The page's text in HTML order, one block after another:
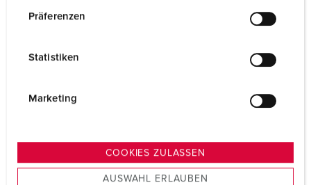
s
Präferenzen
Statistiken
Marketing
COOKIES ZULASSEN
AUSWAHL ERLAUBEN